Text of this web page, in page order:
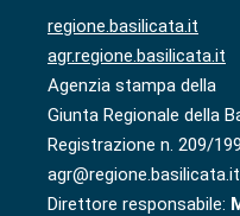
regione.basilicata.it
agr.regione.basilicata.it
Agenzia stampa della
Giunta Regionale della
Registrazione n. 209/
agr@regione.basilicata.it
Direttore responsabile: